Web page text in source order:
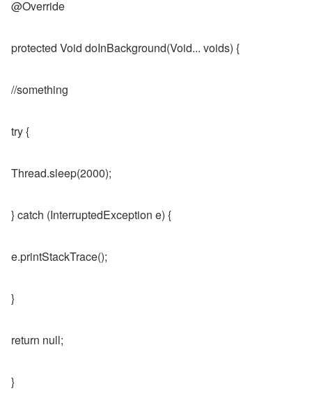
@Override
protected Void doInBackground(Void... voids) {
//something
try {
Thread.sleep(2000);
} catch (InterruptedException e) {
e.printStackTrace();
}
return null;
}